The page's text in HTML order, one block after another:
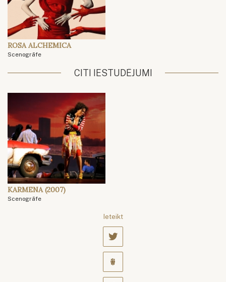
ROSA ALCHEMICA
Scenogrāfe
CITI IESTUDĒJUMI
KARMENA (2007)
Scenogrāfe
Ieteikt